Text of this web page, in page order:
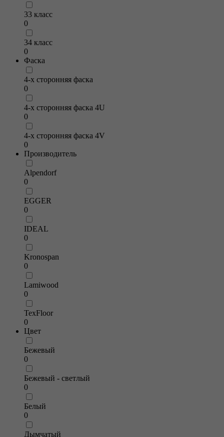
33 класс
0
34 класс
0
Фаска
4-х сторонняя фаска
0
4-х сторонняя фаска 4U
0
4-х сторонняя фаска 4V
0
Производитель
Alpendorf
0
EGGER
0
IDEAL
0
Kronospan
0
Lamiwood
0
TexFloor
0
Цвет
Бежевый
0
Бежевый - светлый
0
Белый
0
Дымчатый